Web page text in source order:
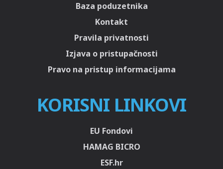
Baza poduzetnika
Kontakt
Pravila privatnosti
Izjava o pristupačnosti
Pravo na pristup informacijama
KORISNI LINKOVI
EU Fondovi
HAMAG BICRO
ESF.hr